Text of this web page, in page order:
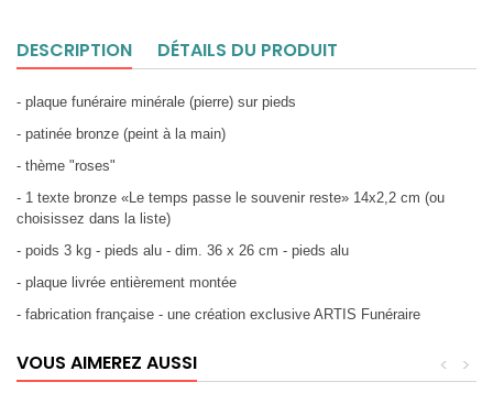
DESCRIPTION DÉTAILS DU PRODUIT
- plaque funéraire minérale (pierre) sur pieds
- patinée bronze (peint à la main)
- thème "roses"
- 1 texte bronze «Le temps passe le souvenir reste» 14x2,2 cm (ou
choisissez dans la liste)
- poids 3 kg - pieds alu - dim. 36 x 26 cm - pieds alu
- plaque livrée entièrement montée
- fabrication française - une création exclusive ARTIS Funéraire
VOUS AIMEREZ AUSSI >
<